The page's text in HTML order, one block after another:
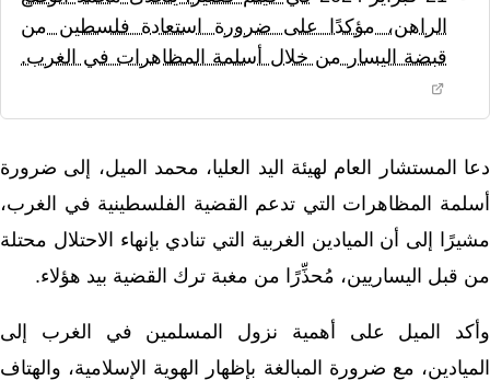
الراهن، مؤكدًا على ضرورة استعادة فلسطين من
قبضة اليسار من خلال أسلمة المظاهرات في الغرب.
دعا المستشار العام لهيئة اليد العليا، محمد الميل، إلى ضرورة
أسلمة المظاهرات التي تدعم القضية الفلسطينية في الغرب،
مشيرًا إلى أن الميادين الغربية التي تنادي بإنهاء الاحتلال محتلة
من قبل اليساريين، مُحذِّرًا من مغبة ترك القضية بيد هؤلاء.
وأكد الميل على أهمية نزول المسلمين في الغرب إلى
الميادين، مع ضرورة المبالغة بإظهار الهوية الإسلامية، والهتاف